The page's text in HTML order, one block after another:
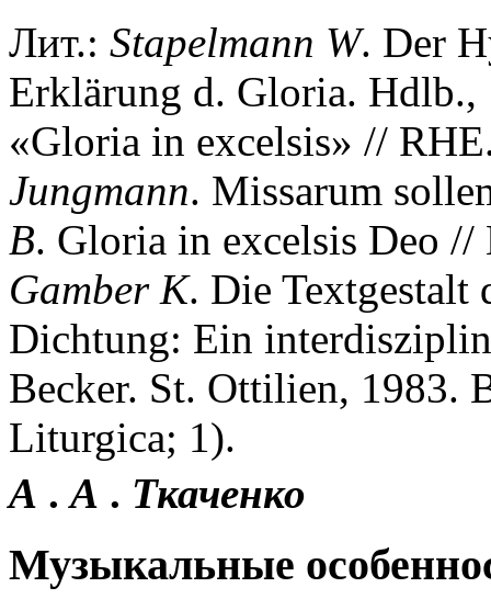
Лит.: Stapelmann W. Der
Erklärung d. Gloria.
«Gloria in excelsis» //
Jungmann. Missarum
B. Gloria in excelsis Deo
Gamber K. Die Textgestalt
Dichtung: Ein
Becker. St. Ottilien, 1983.
Liturgica; 1).
А .А . Ткаченко
Музыкальные